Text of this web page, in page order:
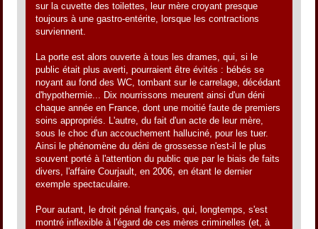
sur la cuvette des toilettes, leur mère croyant presque
toujours à une gastro-entérite, lorsque les contractions
surviennent.
La porte est alors ouverte à tous les drames, qui, si le
public était plus averti, pourraient être évités : bébés se
noyant au fond des WC, tombant sur le carrelage, décédant
d'hypothermie... Dix nourrissons meurent ainsi d'un déni
chaque année en France, dont une moitié faute de premiers
soins appropriés. L'autre, du fait d'un acte de leur mère,
sous le choc d'un accouchement halluciné, pour les tuer.
Ainsi le phénomène du déni de grossesse n'est-il le plus
souvent porté à l'attention du public que par le biais de faits
divers, l'affaire Courjault, en 2006, en étant le dernier
exemple spectaculaire.
Pour autant, le droit pénal français, qui, longtemps, s'est
montré inflexible à l'égard de ces mères criminelles (et, à